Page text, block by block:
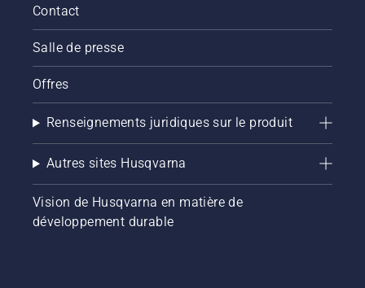
Contact
Salle de presse
Offres
Renseignements juridiques sur le produit
Autres sites Husqvarna
Vision de Husqvarna en matière de
développement durable